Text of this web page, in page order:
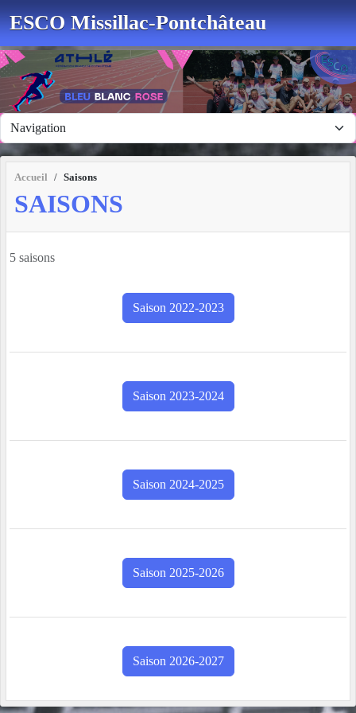
ESCO Missillac-Pontchâteau
Accueil Saisons
SAISONS
5 saisons
Saison 2022-2023
Saison 2023-2024
Saison 2024-2025
Saison 2025-2026
Saison 2026-2027